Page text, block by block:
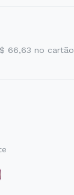
66,63 no cartão